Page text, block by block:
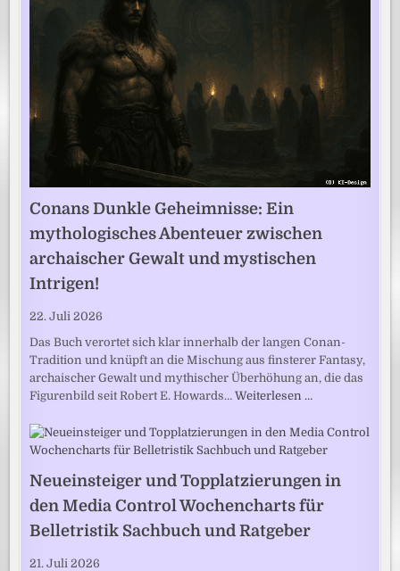
Conans Dunkle Geheimnisse: Ein
mythologisches Abenteuer zwischen
archaischer Gewalt und mystischen
Intrigen!
22. Juli 2026
Das Buch verortet sich klar innerhalb der langen Conan-
Tradition und knüpft an die Mischung aus finsterer Fantasy,
archaischer Gewalt und mythischer Überhöhung an, die das
Figurenbild seit Robert E. Howards…Weiterlesen …
Neueinsteiger und Topplatzierungen in
den Media Control Wochencharts für
Belletristik Sachbuch und Ratgeber
21. Juli 2026